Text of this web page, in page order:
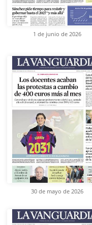
1 de junio de 2026
30 de mayo de 2026